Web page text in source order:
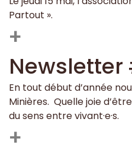
Partout ».
+
Newsletter
En tout début d’année
Minières. Quelle joie
du sens entre vivant·e·s.
+